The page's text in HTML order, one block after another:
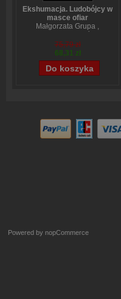
Ekshumacja. Ludobójcy w
masce ofiar
Małgorzata Grupa ,
75,79 zł
68,31 zł
Powered by nopCommerce